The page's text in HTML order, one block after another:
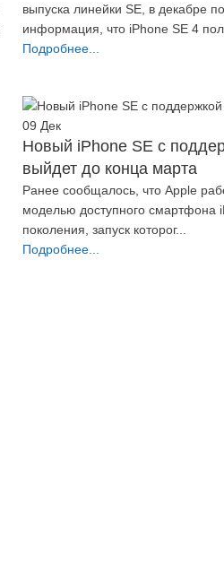
выпуска линейки SE, в декабре
информация, что iPhone SE 4
Подробнее...
09 Дек
Новый iPhone SE с
выйдет до конца марта
Ранее сообщалось, что Apple
моделью доступного смартфона
поколения, запуск которог...
Подробнее...